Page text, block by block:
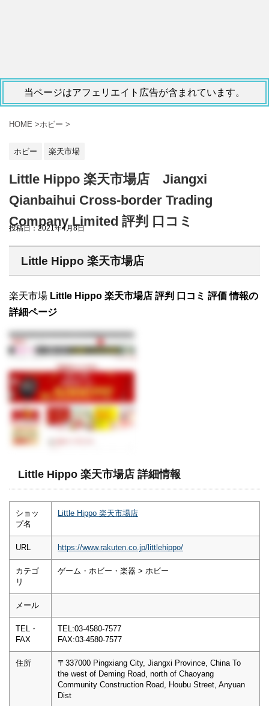
当ページはアフェリエイト広告が含まれています。
HOME >ホビー >
ホビー 楽天市場
Little Hippo 楽天市場店 Jiangxi
Qianbaihui Cross-border Trading
Company Limited 評判 口コミ
投稿日：2021年4月8日
Little Hippo 楽天市場店
楽天市場 Little Hippo 楽天市場店 評判 口コミ 評価 情報の
詳細ページ
Little Hippo 楽天市場店 詳細情報
ショッ
プ名
Little Hippo 楽天市場店
URL https://www.rakuten.co.jp/littlehippo/
カテゴ
リ
ゲーム・ホビー・楽器 > ホビー
メール
TEL・
FAX
TEL:03-4580-7577
FAX:03-4580-7577
住所
〒337000 Pingxiang City, Jiangxi Province, China To
the west of Deming Road, north of Chaoyang
Community Construction Road, Houbu Street, Anyuan
Dist